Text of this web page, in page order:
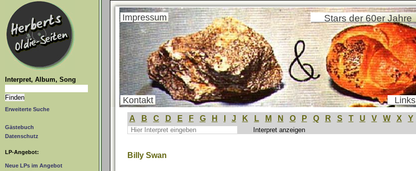
Interpret, Album, Song
Erweiterte Suche
Gästebuch
Datenschutz
LP-Angebot:
Neue LPs im Angebot
Stars der 60er Jahre
Impressum
Kontakt Links
A B C D E F G H J K L M N O P Q R S T U V W X Y
Billy Swan